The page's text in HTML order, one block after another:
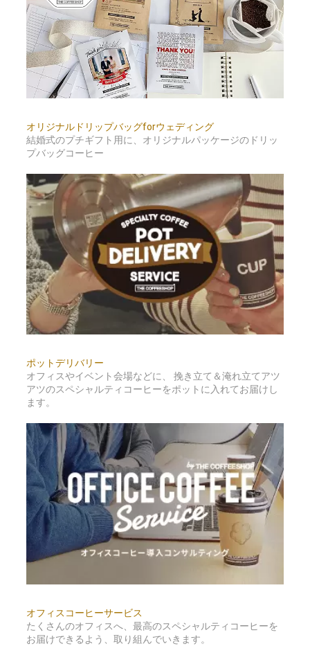
オリジナルドリップバッグforウェディング
結婚式のプチギフト用に、オリジナルパッケージのドリッ
プバッグコーヒー
ポットデリバリー
オフィスやイベント会場などに、 挽き立て＆淹れ立てアツ
アツのスペシャルティコーヒーをポットに入れてお届けし
ます。
オフィスコーヒーサービス
たくさんのオフィスへ、最高のスペシャルティコーヒーを
お届けできるよう、取り組んでいきます。